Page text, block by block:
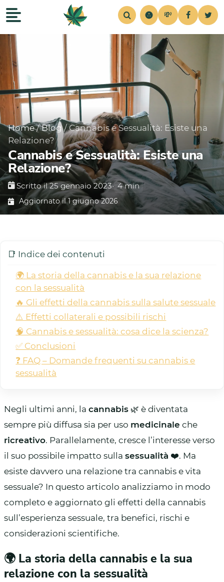
Home Recensioni Strains NotizieConsigli
💸
Home / Blog / Cannabis e Sessualità: Esiste una
Relazione?
Cannabis e Sessualità: Esiste una
Relazione?
Scritto il 25 gennaio 2023• 4 min
Aggiornato il 1 giugno 2026
📑 Indice dei contenuti
🌍 La storia della cannabis e la sua relazione
con la sessualità
🔥 Gli effetti della cannabis sulla salute sessuale
⚠️ Effetti collaterali e possibili rischi
🧠 Cannabis e sessualità: cosa dice la scienza?
✅ Conclusioni
❓ FAQ – Domande frequenti su cannabis e
sessualità
Negli ultimi anni, la cannabis 🌿 è diventata
sempre più diffusa sia per uso medicinale che
ricreativo. Parallelamente, cresce l’interesse verso
il suo possibile impatto sulla sessualità ❤️. Ma
esiste davvero una relazione tra cannabis e vita
sessuale? In questo articolo analizziamo in modo
completo e aggiornato gli effetti della cannabis
sull’esperienza sessuale, tra benefici, rischi e
considerazioni scientifiche.
🌍 La storia della cannabis e la sua
relazione con la sessualità